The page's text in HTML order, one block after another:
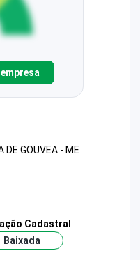
DE GOUVEA - ME
Cadastral
Baixada